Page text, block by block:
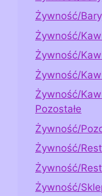
Żywność/
Żywność/
Żywność/
Żywność/
Żywność/
Pozostałe
Żywność/
Żywność/
Żywność/
Żywność/